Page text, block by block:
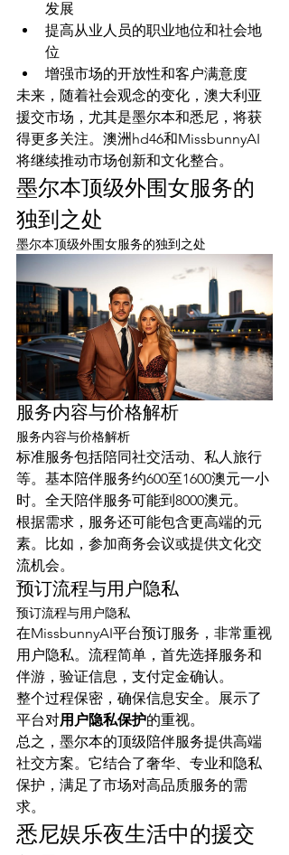
发展
提高从业人员的职业地位和社会地
位
增强市场的开放性和客户满意度
未来，随着社会观念的变化，澳大利亚
援交市场，尤其是墨尔本和悉尼，将获
得更多关注。澳洲hd46和MissbunnyAI
将继续推动市场创新和文化整合。
墨尔本顶级外围女服务的
独到之处
墨尔本顶级外围女服务的独到之处
服务内容与价格解析
服务内容与价格解析
标准服务包括陪同社交活动、私人旅行
等。基本陪伴服务约600至1600澳元一小
时。全天陪伴服务可能到8000澳元。
根据需求，服务还可能包含更高端的元
素。比如，参加商务会议或提供文化交
流机会。
预订流程与用户隐私
预订流程与用户隐私
在MissbunnyAI平台预订服务，非常重视
用户隐私。流程简单，首先选择服务和
伴游，验证信息，支付定金确认。
整个过程保密，确保信息安全。展示了
平台对用户隐私保护的重视。
总之，墨尔本的顶级陪伴服务提供高端
社交方案。它结合了奢华、专业和隐私
保护，满足了市场对高品质服务的需
求。
悉尼娱乐夜生活中的援交